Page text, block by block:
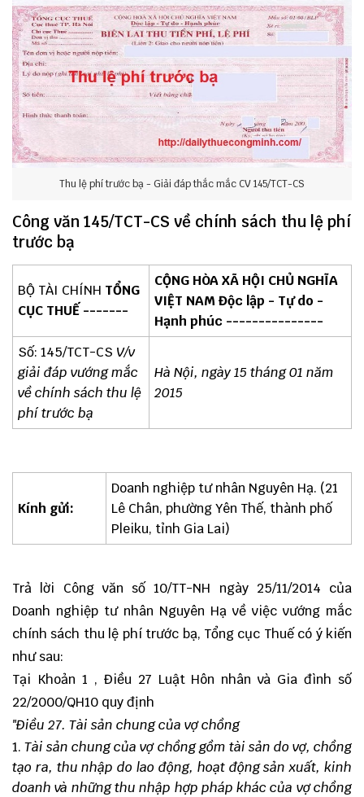
Thu lệ phí trước bạ - Giải đáp thắc mắc CV 145/TCT-CS
Công văn 145/TCT-CS về chính sách thu lệ phí
trước bạ
BỘ TÀI CHÍNH TỔNG
CỤC THUẾ -------
CỘNG HÒA XÃ HỘI CHỦ NGHĨA
VIỆT NAM Độc lập - Tự do -
Hạnh phúc ---------------
Số: 145/TCT-CS V/v
giải đáp vướng mắc
về chính sách thu lệ
phí trước bạ
Hà Nội, ngày 15 tháng 01 năm
2015
Kính gửi:
Doanh nghiệp tư nhân Nguyên Hạ. (21
Lê Chân, phường Yên Thế, thành phố
Pleiku, tỉnh Gia Lai)
Trả lời Công văn số 10/TT-NH ngày 25/11/2014 của
Doanh nghiệp tư nhân Nguyên Hạ về việc vướng mắc
chính sách thu lệ phí trước bạ, Tổng cục Thuế có ý kiến
như sau:
Tại Khoản 1 , Điều 27 Luật Hôn nhân và Gia đình số
22/2000/QH10 quy định
"Điều 27. Tài sản chung của vợ chồng
Tài sản chung của vợ chồng gồm tài sản do vợ, chồng
tạo ra, thu nhập do lao động, hoạt động sản xuất, kinh
doanh và những thu nhập hợp pháp khác của vợ chồng